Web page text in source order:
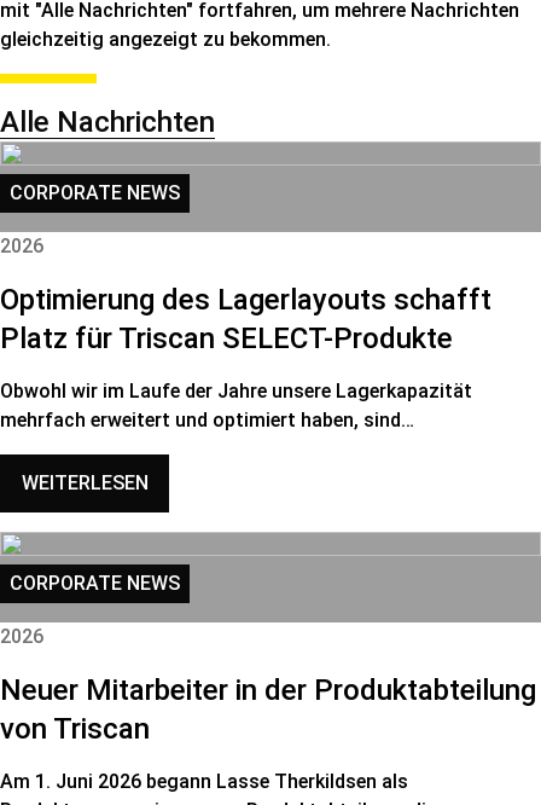
mit "Alle Nachrichten" fortfahren, um mehrere Nachrichten
gleichzeitig angezeigt zu bekommen.
Alle Nachrichten
CORPORATE NEWS
2026
Optimierung des Lagerlayouts schafft
Platz für Triscan SELECT-Produkte
Obwohl wir im Laufe der Jahre unsere Lagerkapazität
mehrfach erweitert und optimiert haben, sind…
WEITERLESEN
CORPORATE NEWS
2026
Neuer Mitarbeiter in der Produktabteilung
von Triscan
Am 1. Juni 2026 begann Lasse Therkildsen als